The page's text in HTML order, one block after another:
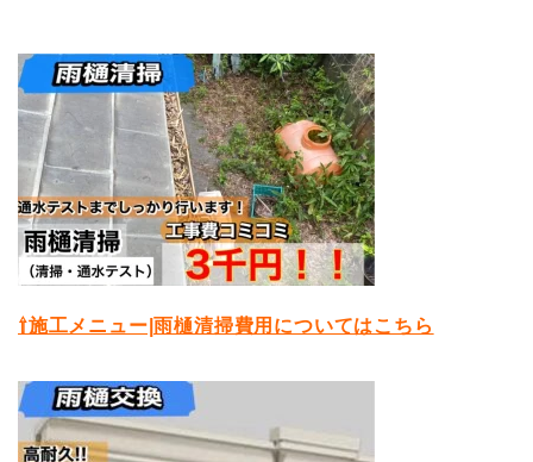
⇧施工メニュー|雨樋清掃費用についてはこちら